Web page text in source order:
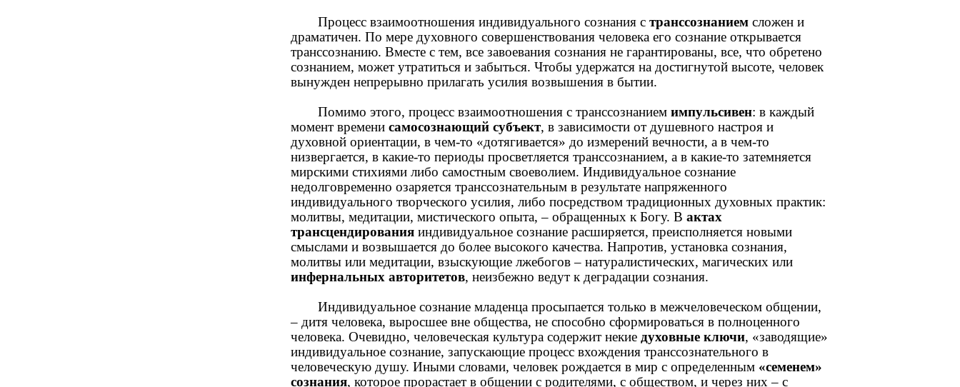
Процесс взаимоотношения индивидуального сознания с транссознанием сложен и
драматичен. По мере духовного совершенствования человека его сознание открывается
транссознанию. Вместе с тем, все завоевания сознания не гарантированы, все, что обретено
сознанием, может утратиться и забыться. Чтобы удержатся на достигнутой высоте, человек
вынужден непрерывно прилагать усилия возвышения в бытии.
Помимо этого, процесс взаимоотношения с транссознанием импульсивен: в каждый
момент времени самосознающий субъект, в зависимости от душевного настроя и
духовной ориентации, в чем-то «дотягивается» до измерений вечности, а в чем-то
низвергается, в какие-то периоды просветляется транссознанием, а в какие-то затемняется
мирскими стихиями либо самостным своеволием. Индивидуальное сознание
недолговременно озаряется транссознательным в результате напряженного
индивидуального творческого усилия, либо посредством традиционных духовных практик:
молитвы, медитации, мистического опыта, – обращенных к Богу. В актах
трансцендирования индивидуальное сознание расширяется, преисполняется новыми
смыслами и возвышается до более высокого качества. Напротив, установка сознания,
молитвы или медитации, взыскующие лжебогов – натуралистических, магических или
инфернальных авторитетов, неизбежно ведут к деградации сознания.
Индивидуальное сознание младенца просыпается только в межчеловеческом общении,
– дитя человека, выросшее вне общества, не способно сформироваться в полноценного
человека. Очевидно, человеческая культура содержит некие духовные ключи, «заводящие»
индивидуальное сознание, запускающие процесс вхождения транссознательного в
человеческую душу. Иными словами, человек рождается в мир с определенным «семенем»
сознания, которое прорастает в общении с родителями, с обществом, и через них – с